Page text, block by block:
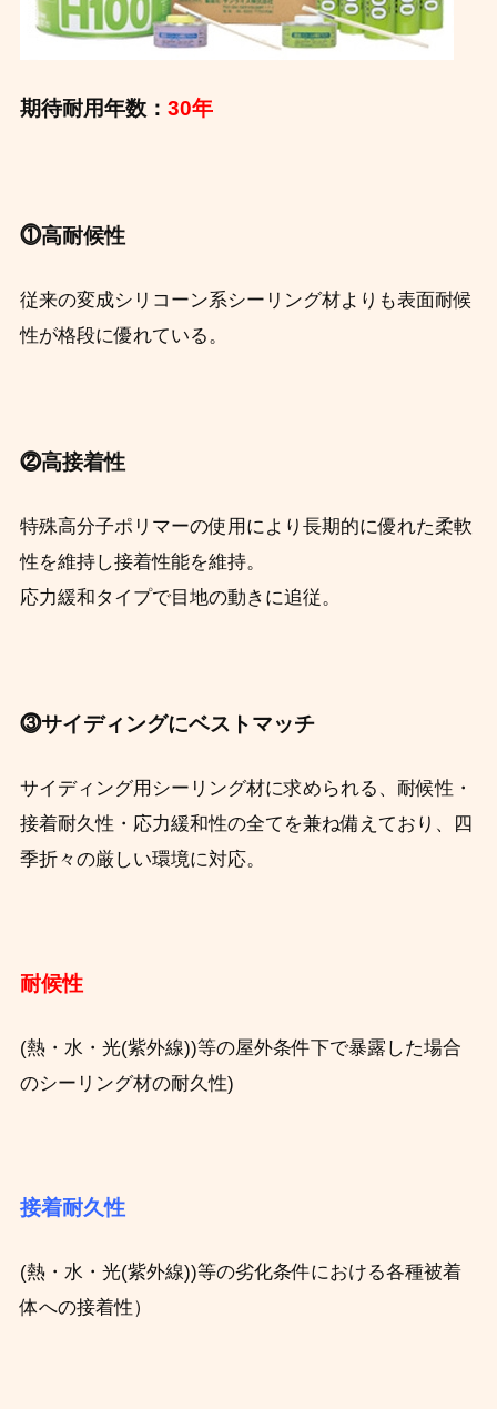
期待耐用年数： 30年
⓵高耐候性
従来の変成シリコーン系シーリング材よりも表面耐候
性が格段に優れている。
⓶高接着性
特殊高分子ポリマーの使用により長期的に優れた柔軟
性を維持し接着性能を維持。
応力緩和タイプで目地の動きに追従。
⓷サイディングにベストマッチ
サイディング用シーリング材に求められる、耐候性・
接着耐久性・応力緩和性の全てを兼ね備えており、四
季折々の厳しい環境に対応。
耐候性
(熱・水・光(紫外線))等の屋外条件下で暴露した場合
のシーリング材の耐久性)
接着耐久性
(熱・水・光(紫外線))等の劣化条件における各種被着
体への接着性）